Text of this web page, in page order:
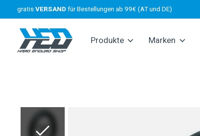
gratisVERSAND für Bestellungen ab 99€ (AT und DE)
Produkte Marken